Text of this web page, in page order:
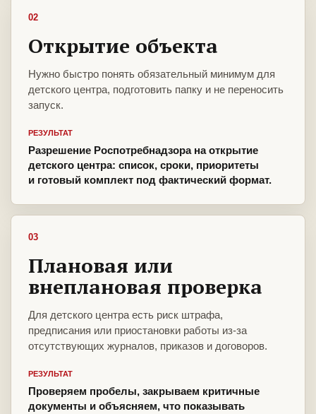
02
Открытие объекта
Нужно быстро понять обязательный минимум для
детского центра, подготовить папку и не переносить
запуск.
РЕЗУЛЬТАТ
Разрешение Роспотребнадзора на открытие
детского центра: список, сроки, приоритеты
и готовый комплект под фактический формат.
03
Плановая или
внеплановая проверка
Для детского центра есть риск штрафа,
предписания или приостановки работы из-за
отсутствующих журналов, приказов и договоров.
РЕЗУЛЬТАТ
Проверяем пробелы, закрываем критичные
документы и объясняем, что показывать